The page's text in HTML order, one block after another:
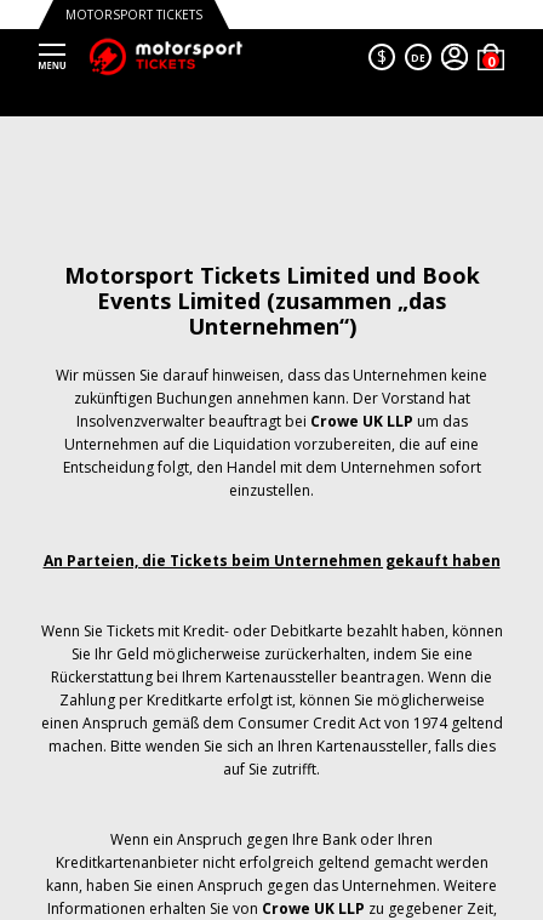
MOTORSPORT TICKETS
$ DE
Motorsport Tickets Limited und Book
Events Limited (zusammen „das
Unternehmen“)
Wir müssen Sie darauf hinweisen, dass das Unternehmen keine
zukünftigen Buchungen annehmen kann. Der Vorstand hat
Insolvenzverwalter beauftragt bei Crowe UK LLP um das
Unternehmen auf die Liquidation vorzubereiten, die auf eine
Entscheidung folgt, den Handel mit dem Unternehmen sofort
einzustellen.
An Parteien, die Tickets beim Unternehmen gekauft haben
Wenn Sie Tickets mit Kredit- oder Debitkarte bezahlt haben, können
Sie Ihr Geld möglicherweise zurückerhalten, indem Sie eine
Rückerstattung bei Ihrem Kartenaussteller beantragen. Wenn die
Zahlung per Kreditkarte erfolgt ist, können Sie möglicherweise
einen Anspruch gemäß dem Consumer Credit Act von 1974 geltend
machen. Bitte wenden Sie sich an Ihren Kartenaussteller, falls dies
auf Sie zutrifft.
Wenn ein Anspruch gegen Ihre Bank oder Ihren
Kreditkartenanbieter nicht erfolgreich geltend gemacht werden
kann, haben Sie einen Anspruch gegen das Unternehmen. Weitere
Informationen erhalten Sie von Crowe UK LLP zu gegebener Zeit,